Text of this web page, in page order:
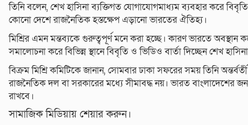
তিনি বলেন, শেখ হাসিনা ব্যক্তিগত যোগাযোগমাধ্যম ব্যবহার করে
কোনো দেশে রাজনৈতিক হস্তক্ষেপ এড়ানো ভারতের ঐতিহ্য।
মিশ্রির এমন মন্তব্যকে গুরুত্বপূর্ণ মনে করা হচ্ছে। কারণ ভারতে অবস্থান
সমালোচনা করে বিভিন্ন স্থানে বিবৃতি ও ভিডিও বার্তা দিচ্ছেন শেখ
বিক্রম মিশ্রি কমিটিকে জানান, সোমবার ঢাকা সফরের সময় তিনি
রাজনৈতিক দল বা সরকারের মধ্যে সীমাবদ্ধ নয়। ভারত বাংলাদেশের
রাখবে।
সামাজিক মিডিয়ায় শেয়ার করুন।